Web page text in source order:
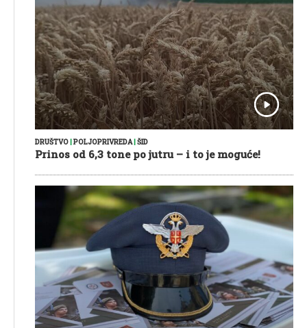
DRUŠTVO POLJOPRIVREDA| ŠID
Prinos od 6,3 tone po jutru – i to je moguće!